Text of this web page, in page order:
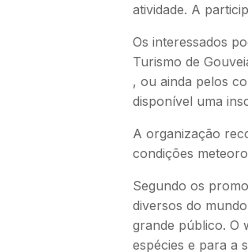
atividade. A
Os interessados
Turismo de
, ou ainda pelos
disponível uma
A organização
condições
Segundo os
diversos do
grande público. O
espécies e para a